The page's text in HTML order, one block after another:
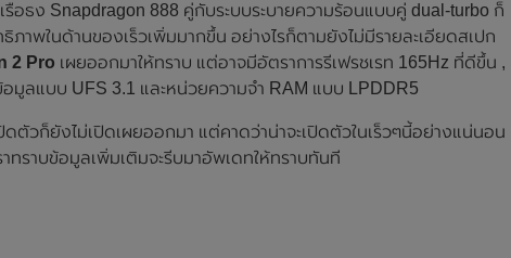
อธง Snapdragon 888 คู่กับระบบระบายความร้อนแบบคู่ dual-turbo ก็
ภาพในด้านของเร็วเพิ่มมากขึ้น อย่างไรก็ตามยังไม่มีรายละเอียดสเปก
2 Pro เผยออกมาให้ทราบ แต่อาจมีอัตราการรีเฟรชเรท 165Hz ที่ดีขึ้น ,
มูลแบบ UFS 3.1 และหน่วยความจำ RAM แบบ LPDDR5
ตัวก็ยังไม่เปิดเผยออกมา แต่คาดว่าน่าจะเปิดตัวในเร็วๆนี้อย่างแน่นอน
ทราบข้อมูลเพิ่มเติมจะรีบมาอัพเดทให้ทราบทันที